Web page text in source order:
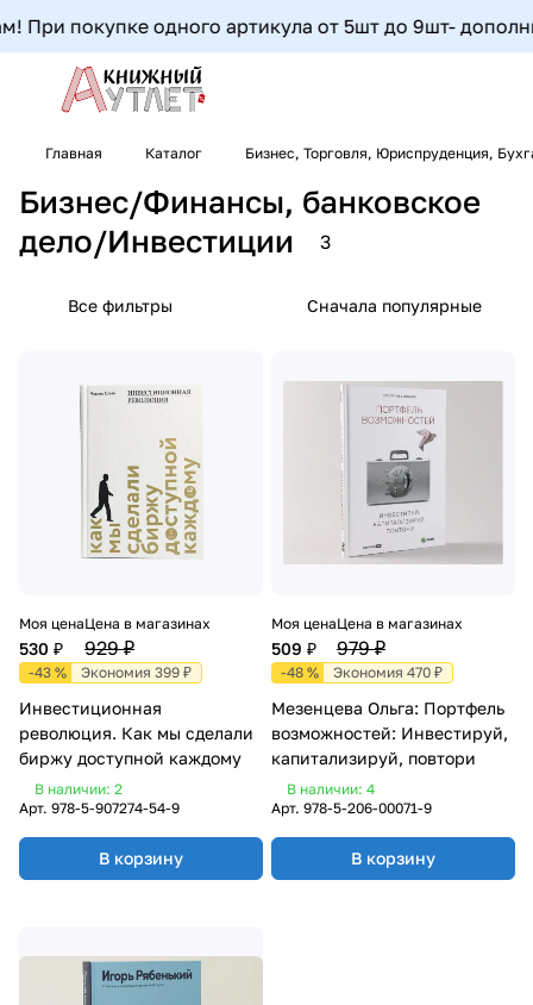
покупке одного артикула от 5шт до 9шт-
Главная Каталог Бизнес, Торговля, Юриспруденция,
Бизнес/Финансы, банковское
дело/Инвестиции
3
Все фильтры Сначала популярные
Моя цена
530 ₽
Цена в магазинах
929 ₽
-43 % Экономия 399 ₽
Инвестиционная
революция. Как мы сделали
биржу доступной каждому
В наличии: 2
Арт. 978-5-907274-54-9
В корзину
Моя цена
509 ₽
Цена в магазинах
979 ₽
-48 % Экономия 470 ₽
Мезенцева Ольга: Портфель
возможностей: Инвестируй,
капитализируй, повтори
В наличии: 4
Арт. 978-5-206-00071-9
В корзину